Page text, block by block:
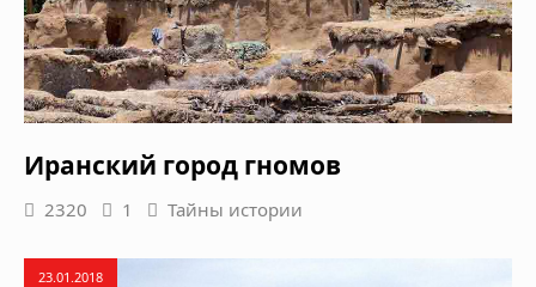
Иранский город гномов
2320 1 Тайны истории
23.01.2018